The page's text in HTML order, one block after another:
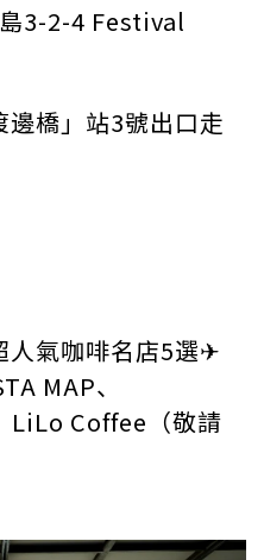
3-2-4 Festival
橋」站3號出口走
氣咖啡名店5選✈︎
MAP、
LiLo Coffee（敬請